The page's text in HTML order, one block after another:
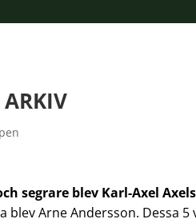
segrare blev Karl-Axel
blev Arne Andersson. Dessa